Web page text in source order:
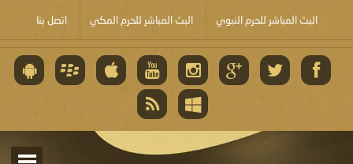
البث المباشر للحرم النبوي البث المباشر للحرم المكي اتصل بنا